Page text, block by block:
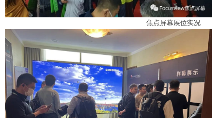
焦点屏幕展位实况